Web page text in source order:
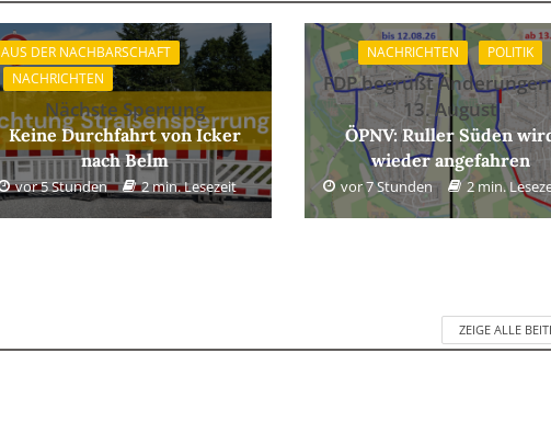
AUS DER NACHBARSCHAFT
NACHRICHTEN
Nächste Sperrung
Keine Durchfahrt von Icker
nach Belm
vor 5 Stunden 2 min. Lesezeit
NACHRICHTEN POLITIK
FDP begrüßt
13. August
ÖPNV: Ruller Süden
wieder angefahren
vor 7 Stunden 2 min.
ZEIGE ALLE